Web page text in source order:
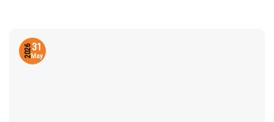
31
May
2026